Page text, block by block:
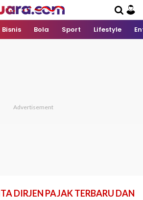
Bisnis Bola Sport Lifestyle
DIRJEN PAJAK TERBARU DAN